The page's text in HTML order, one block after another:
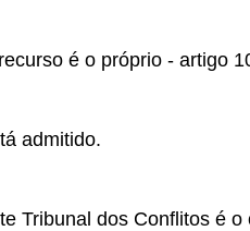
é o próprio - artigo
admitido.
Tribunal dos Conflitos é